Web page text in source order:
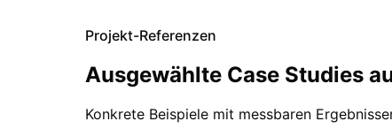
Projekt-Referenzen
Ausgewählte Case Studies
Konkrete Beispiele mit messbaren